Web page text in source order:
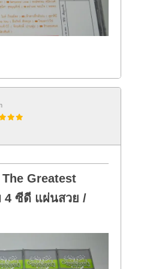
Greatest
4 ซีดี แผ่นสวย /